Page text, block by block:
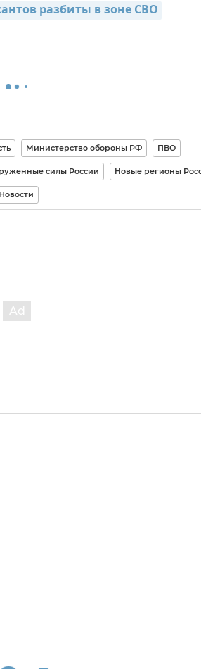
разбиты в зоне СВО
Министерство обороны РФ ПВО
силы России Новые регионы
Новости